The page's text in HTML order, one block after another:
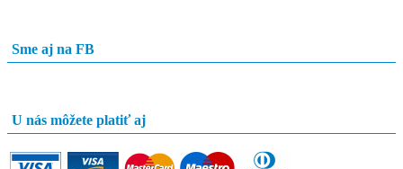
Sme aj na FB
U nás môžete platiť aj